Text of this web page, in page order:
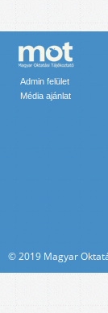
Admin felület
Média ajánlat
© 2019 Magyar